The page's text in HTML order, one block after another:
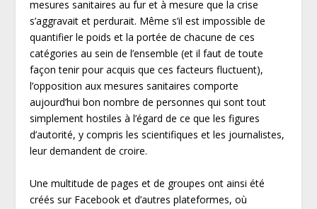
mesures sanitaires au fur et à mesure que la crise
s’aggravait et perdurait. Même s’il est impossible de
quantifier le poids et la portée de chacune de ces
catégories au sein de l’ensemble (et il faut de toute
façon tenir pour acquis que ces facteurs fluctuent),
l’opposition aux mesures sanitaires comporte
aujourd’hui bon nombre de personnes qui sont tout
simplement hostiles à l’égard de ce que les figures
d’autorité, y compris les scientifiques et les journalistes,
leur demandent de croire.
Une multitude de pages et de groupes ont ainsi été
créés sur Facebook et d’autres plateformes, où